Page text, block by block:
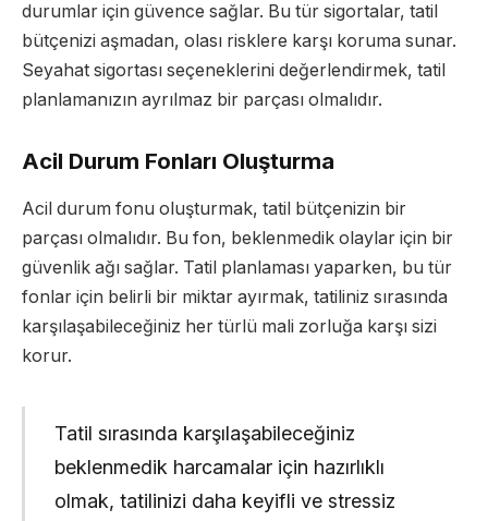
durumlar için güvence sağlar. Bu tür sigortalar, tatil
bütçenizi aşmadan, olası risklere karşı koruma sunar.
Seyahat sigortası seçeneklerini değerlendirmek, tatil
planlamanızın ayrılmaz bir parçası olmalıdır.
Acil Durum Fonları Oluşturma
Acil durum fonu oluşturmak, tatil bütçenizin bir
parçası olmalıdır. Bu fon, beklenmedik olaylar için bir
güvenlik ağı sağlar. Tatil planlaması yaparken, bu tür
fonlar için belirli bir miktar ayırmak, tatiliniz sırasında
karşılaşabileceğiniz her türlü mali zorluğa karşı sizi
korur.
Tatil sırasında karşılaşabileceğiniz
beklenmedik harcamalar için hazırlıklı
olmak, tatilinizi daha keyifli ve stressiz